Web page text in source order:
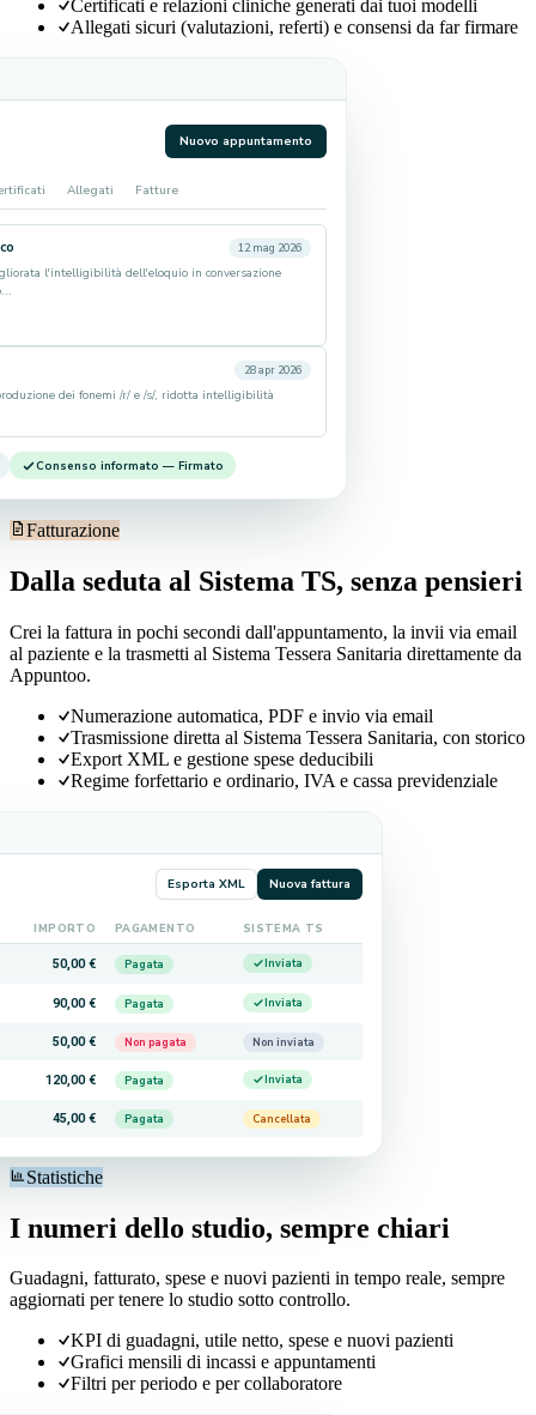
Certificati e relazioni cliniche generati dai tuoi modelli
Allegati sicuri (valutazioni, referti) e consensi da far firmare
Nuovo appuntamento
Allegati Fatture
12 mag 2026
l'intelligibilità dell'eloquio in conversazione
28 apr 2026
dei fonemi /r/ e /s/, ridotta intelligibilità
Consenso informato — Firmato
Fatturazione
Dalla seduta al Sistema TS, senza pensieri
Crei la fattura in pochi secondi dall'appuntamento, la invii via email
al paziente e la trasmetti al Sistema Tessera Sanitaria direttamente da
Appuntoo.
Numerazione automatica, PDF e invio via email
Trasmissione diretta al Sistema Tessera Sanitaria, con storico
Export XML e gestione spese deducibili
Regime forfettario e ordinario, IVA e cassa previdenziale
Esporta XML Nuova fattura
IMPORTO PAGAMENTO SISTEMA TS
50,00 € Pagata Inviata
90,00 € Pagata Inviata
50,00 € Non pagata Non inviata
120,00 € Pagata Inviata
45,00 € Pagata Cancellata
Statistiche
I numeri dello studio, sempre chiari
Guadagni, fatturato, spese e nuovi pazienti in tempo reale, sempre
aggiornati per tenere lo studio sotto controllo.
KPI di guadagni, utile netto, spese e nuovi pazienti
Grafici mensili di incassi e appuntamenti
Filtri per periodo e per collaboratore